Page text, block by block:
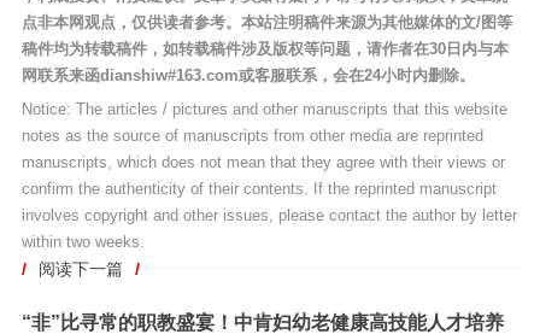
点非本网观点，仅供读者参考。本站注明稿件来源为其他媒体的文/图等
稿件均为转载稿件，如转载稿件涉及版权等问题，请作者在30日内与本
网联系来函dianshiw#163.com或客服联系，会在24小时内删除。
Notice: The articles / pictures and other manuscripts that this website
notes as the source of manuscripts from other media are reprinted
manuscripts, which does not mean that they agree with their views or
confirm the authenticity of their contents. If the reprinted manuscript
involves copyright and other issues, please contact the author by letter
within two weeks.
/ 阅读下一篇 /
“非”比寻常的职教盛宴！中肯妇幼老健康高技能人才培养